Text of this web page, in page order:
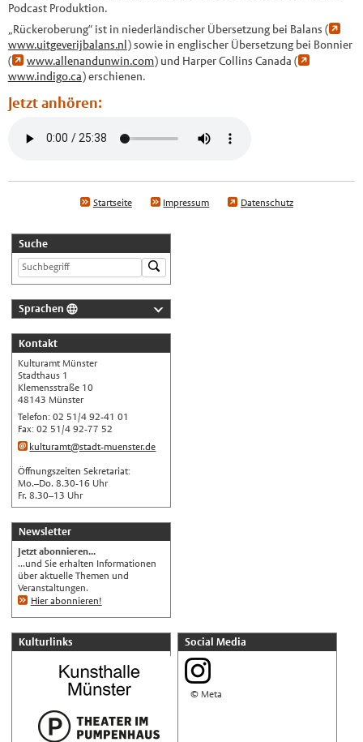
Podcast Produktion.
„Rückeroberung“ ist in niederländischer Übersetzung bei Balans (
www.uitgeverijbalans.nl) sowie in englischer Übersetzung bei Bonnier
(
www.allenandunwin.com) und Harper Collins Canada (
www.indigo.ca) erschienen.
Jetzt anhören:
Startseite Impressum Datenschutz
Suche
Sprachen
Nederlands
English
Українська
Türkçe
اللغة العربية
Français
Español
Русский
中文
Automatische Übersetzung, ohne
Gewähr auf Richtigkeit.
Kontakt
Kulturamt Münster
Stadthaus 1
Klemensstraße 10
48143 Münster
Telefon: 02 51/4 92-41 01
Fax: 02 51/4 92-77 52
kulturamt@stadt-muenster.de
Öffnungszeiten Sekretariat:
Mo.–Do. 8.30-16 Uhr
Fr. 8.30–13 Uhr
Newsletter
Jetzt abonnieren...
...und Sie erhalten Informationen
über aktuelle Themen und
Veranstaltungen.
Hier abonnieren!
Kulturlinks Social Media
© Meta